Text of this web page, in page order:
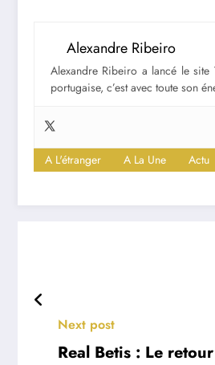
Alexandre Ribeiro
Alexandre Ribeiro a lancé le site
portugaise, c’est avec toute son
A L'étranger A La Une Actu
Next post
Real Betis : Le